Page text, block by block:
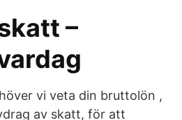
–
vi veta din bruttolön ,
av skatt, för att